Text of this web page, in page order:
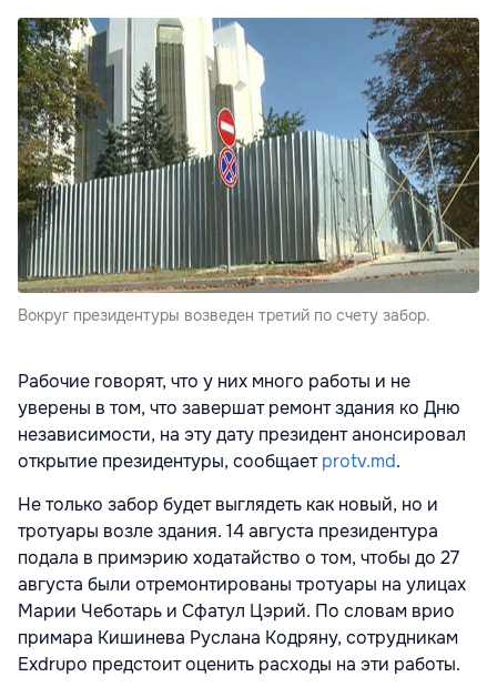
Вокруг президентуры возведен третий по счету забор.
Рабочие говорят, что у них много работы и не
уверены в том, что завершат ремонт здания ко Дню
независимости, на эту дату президент анонсировал
открытие президентуры, сообщаетprotv.md.
Не только забор будет выглядеть как новый, но и
тротуары возле здания. 14 августа президентура
подала в примэрию ходатайство о том, чтобы до 27
августа были отремонтированы тротуары на улицах
Марии Чеботарь и Сфатул Цэрий. По словам врио
примара Кишинева Руслана Кодряну, сотрудникам
Exdrupo предстоит оценить расходы на эти работы.